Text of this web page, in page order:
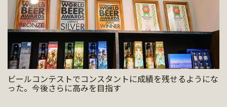
ビールコンテストでコンスタントに成績を残せるようにな
った。今後さらに高みを目指す